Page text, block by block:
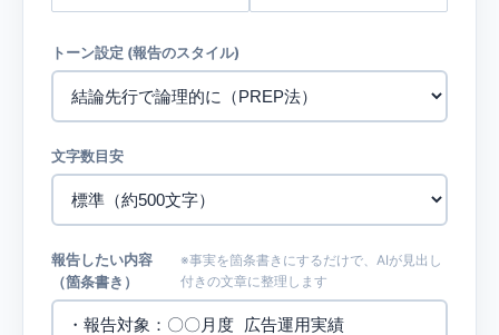
トーン設定 (報告のスタイル)
文字数目安
報告したい内容
（箇条書き）
※事実を箇条書きにするだけで、AIが見出し
付きの文章に整理します